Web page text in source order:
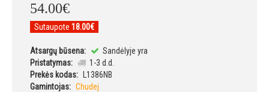
54.00€
Sutaupote 18.00€
Atsargų būsena:
Sandėlyje yra
Pristatymas:
1-3 d.d.
Prekės kodas:
L1386NB
Gamintojas: Chudej